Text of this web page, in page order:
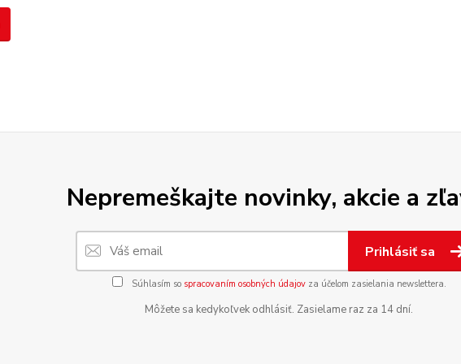
Nepremeškajte novinky, akcie a
Prihlásiť sa
Súhlasím so spracovaním osobných údajovza účelom zasielania newslettera.
Môžete sa kedykoľvek odhlásiť. Zasielame raz za 14 dní.